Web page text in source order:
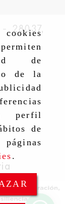
de
de la
perfil
de
.
- 28037,